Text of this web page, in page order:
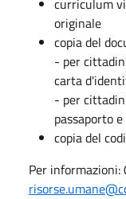
originale
copia del
- per
carta
- per
passaporto
copia del
Per